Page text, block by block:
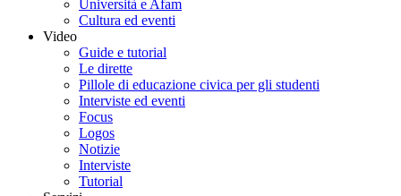
Università e Afam
Cultura ed eventi
Video
Guide e tutorial
Le dirette
Pillole di educazione civica per gli studenti
Interviste ed eventi
Focus
Logos
Notizie
Interviste
Tutorial